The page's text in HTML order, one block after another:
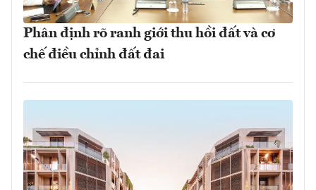
Phân định rõ ranh giới thu hồi đất và cơ
chế điều chỉnh đất đai